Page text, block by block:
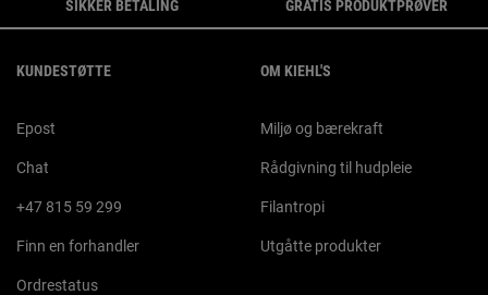
SIKKER BETALING GRATIS PRODUKTPRØVER
KUNDESTØTTE
Epost
Chat
+47 815 59 299
Finn en forhandler
Ordrestatus
OM KIEHL'S
Miljø og bærekraft
Rådgivning til hudpleie
Filantropi
Utgåtte produkter